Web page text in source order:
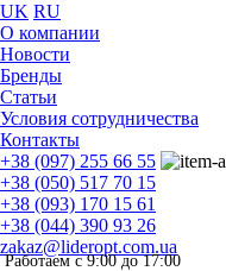
UK RU
О компании
Новости
Бренды
Статьи
Условия сотрудничества
Контакты
+38 (097) 255 66 55
+38 (050) 517 70 15
+38 (093) 170 15 61
+38 (044) 390 93 26
zakaz@lideropt.com.ua
Работаем с 9:00 до 17:00